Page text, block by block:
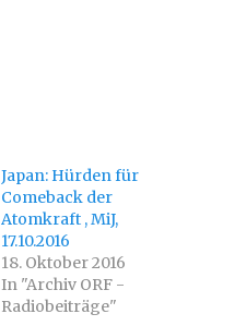
Japan: Hürden für
Comeback der
Atomkraft , MiJ,
17.10.2016
18. Oktober 2016
In "Archiv ORF -
Radiobeiträge"